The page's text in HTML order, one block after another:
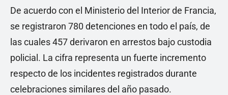
De acuerdo con el Ministerio del Interior de Francia,
se registraron 780 detenciones en todo el país, de
las cuales 457 derivaron en arrestos bajo custodia
policial. La cifra representa un fuerte incremento
respecto de los incidentes registrados durante
celebraciones similares del año pasado.